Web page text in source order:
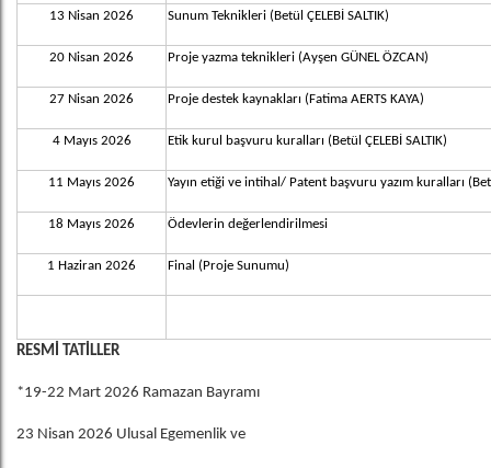
13 Nisan 2026 Sunum Teknikleri (Betül ÇELEBİ SALTIK)
20 Nisan 2026 Proje yazma teknikleri (Ayşen GÜNEL ÖZCAN)
27 Nisan 2026 Proje destek kaynakları (Fatima AERTS KAYA)
4 Mayıs 2026 Etik kurul başvuru kuralları (Betül ÇELEBİ SALTIK)
11 Mayıs 2026 Yayın etiği ve intihal/ Patent başvuru yazım kuralları
18 Mayıs 2026 Ödevlerin değerlendirilmesi
1 Haziran 2026 Final (Proje Sunumu)
RESMİ TATİLLER
*19-22 Mart 2026 Ramazan Bayramı
23 Nisan 2026 Ulusal Egemenlik ve